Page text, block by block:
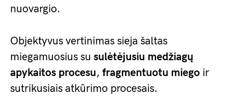
nuovargio.
Objektyvus vertinimas sieja šaltas
miegamuosius su sulėtėjusiu medžiagų
apykaitos procesu, fragmentuotu miego ir
sutrikusiais atkūrimo procesais.